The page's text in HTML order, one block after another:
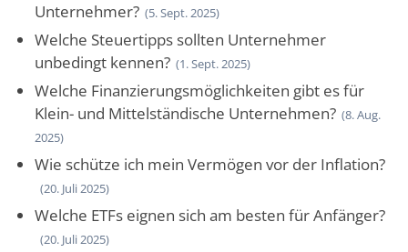
Unternehmer? (5. Sept. 2025)
Welche Steuertipps sollten Unternehmer
unbedingt kennen? (1. Sept. 2025)
Welche Finanzierungsmöglichkeiten gibt es für
Klein- und Mittelständische Unternehmen? (8. Aug.
2025)
Wie schütze ich mein Vermögen vor der Inflation?
(20. Juli 2025)
Welche ETFs eignen sich am besten für Anfänger?
(20. Juli 2025)